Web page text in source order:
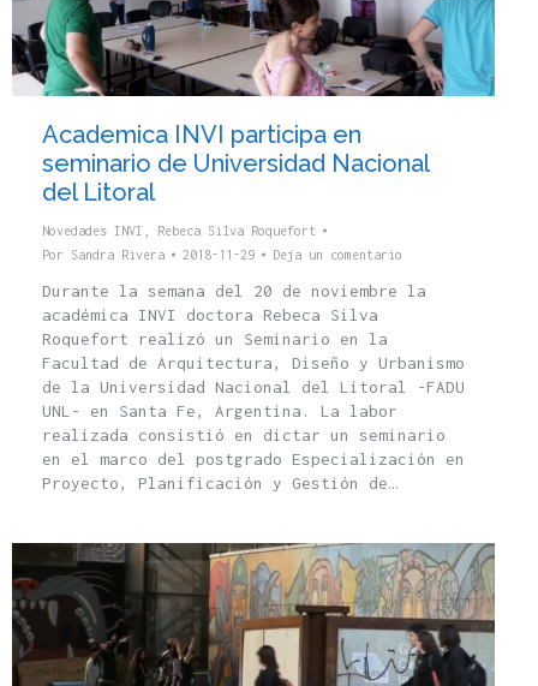
Academica INVI participa en
seminario de Universidad Nacional
del Litoral
Novedades INVI
Rebeca Silva Roquefort
Por Sandra Rivera 2018-11-29 Deja un comentario
Durante la semana del 20 de noviembre la
académica INVI doctora Rebeca Silva
Roquefort realizó un Seminario en la
Facultad de Arquitectura, Diseño y Urbanismo
de la Universidad Nacional del Litoral -FADU
UNL- en Santa Fe, Argentina. La labor
realizada consistió en dictar un seminario
en el marco del postgrado Especialización en
Proyecto, Planificación y Gestión de…